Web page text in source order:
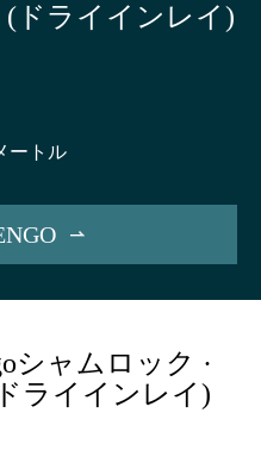
(ドライインレイ)
ートル

シャムロック ·
ライインレイ)